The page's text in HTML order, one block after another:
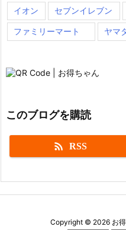
イオン セブンイレブン
ファミリーマート ヤマ
このブログを購読
 RSS
Copyright © 2026 お